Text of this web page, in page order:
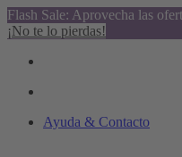
Flash Sale: Aprovecha las
¡No te lo pierdas!
Ayuda & Contacto